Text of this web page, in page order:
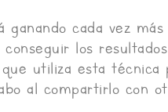
cada vez
los
utiliza esta
al compartirlo con